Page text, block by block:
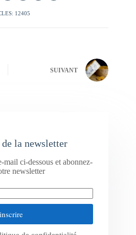
12405
SUIVANT
la newsletter
mail ci-dessous et abonnez-
newsletter